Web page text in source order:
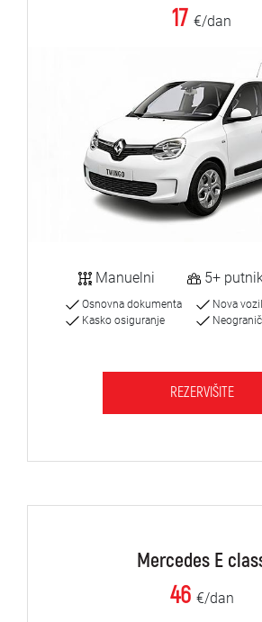
17 €/dan
Manuelni 5+
Osnovna dokumenta
Kasko osiguranje
Nova
REZERVIŠITE
Mercedes E
46 €/dan